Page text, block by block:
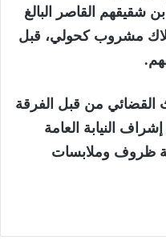
شقيقهم القاصر البالغ
استهلاك مشروب كحولي، قبل
القضائي من قبل الفرقة
النيابة العامة
ظروف وملابسات